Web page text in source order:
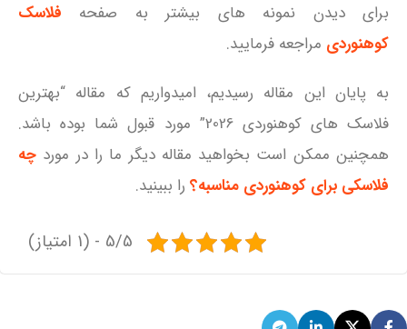
برای دیدن نمونه های بیشتر به صفحه فلاسک
کوهنوردی مراجعه فرمایید.
به پایان این مقاله رسیدیم، امیدواریم که مقاله “بهترین
فلاسک های کوهنوردی 2026” مورد قبول شما بوده باشد.
همچنین ممکن است بخواهید مقاله دیگر ما را در مورد چه
فلاسکی برای کوهنوردی مناسبه؟ را ببینید.
5/5 - (1 امتیاز)